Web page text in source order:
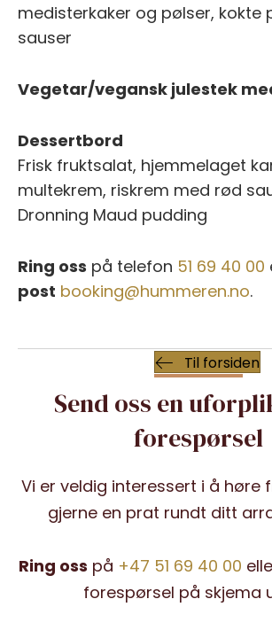
medisterkaker og pølser, kokte
sauser
Vegetar/vegansk julestek
Dessertbord
Frisk fruktsalat, hjemmelaget
multekrem, riskrem med rød
Dronning Maud pudding
Ring oss på telefon 51 69 40 00
post booking@hummeren.no.
Til forsiden
Send oss en
forespørsel
Vi er veldig interessert i å høre
gjerne en prat rundt ditt
Ring oss på +47 51 69 40 00
forespørsel på skjema